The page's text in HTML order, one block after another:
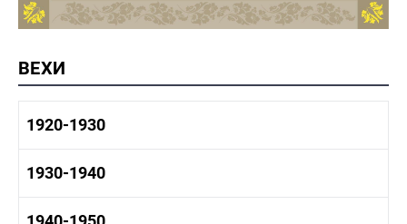
ВЕХИ
1920-1930
1920-1930 история
1920-1930 культура
1930-1940
1930-1940 история